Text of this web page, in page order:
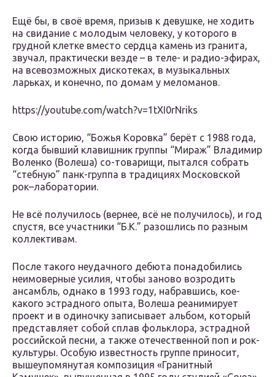
Ещё бы, в своё время, призыв к девушке, не ходить
на свидание с молодым человеку, у которого в
грудной клетке вместо сердца камень из гранита,
звучал, практически везде – в теле- и радио-эфирах,
на всевозможных дискотеках, в музыкальных
ларьках, и конечно, по домам у меломанов.
https://youtube.com/watch?v=1tXI0rNriks
Свою историю, “Божья Коровка” берёт с 1988 года,
когда бывший клавишник группы “Мираж” Владимир
Воленко (Волеша) со-товарищи, пытался собрать
“стебную” панк-группа в традициях Московской
рок–лаборатории.
Не всё получилось (вернее, всё не получилось), и год
спустя, все участники “Б.К.” разошлись по разным
коллективам.
После такого неудачного дебюта понадобились
неимоверные усилия, чтобы заново возродить
ансамбль, однако в 1993 году, набравшись, кое-
какого эстрадного опыта, Волеша реанимирует
проект и в одиночку записывает альбом, который
представляет собой сплав фольклора, эстрадной
российской песни, а также отечественной поп и рок-
культуры. Особую известность группе приносит,
вышеупомянутая композиция «Гранитный